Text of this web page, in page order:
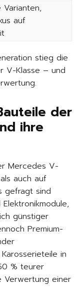
Varianten,
auf
stieg die
V-Klasse – und
der
ihre
Mercedes V-
auch auf
gefragt sind
günstiger
Premium-
in
% teurer
Verwertung einer